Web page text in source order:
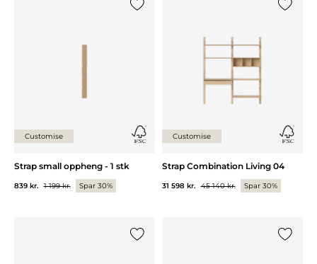
Customise
Strap small oppheng - 1 stk
839 kr. 1 199 kr. Spar 30%
Customise
Strap Combination Living 04
31 598 kr. 45 140 kr. Spar 30%